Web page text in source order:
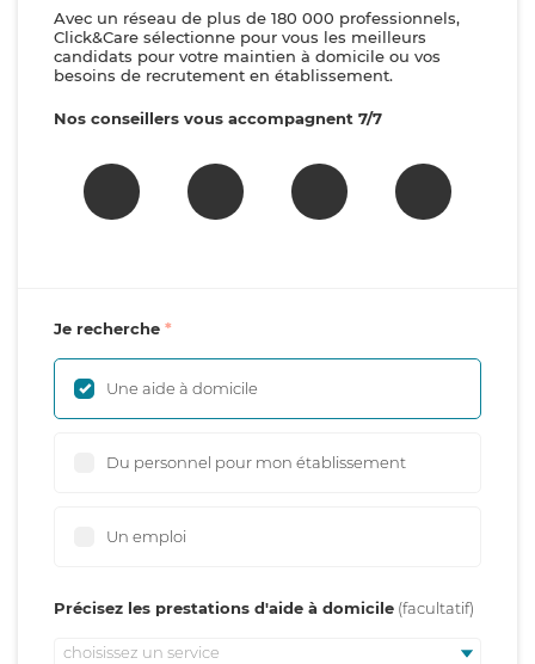
Avec un réseau de plus de 180 000 professionnels,
Click&Care sélectionne pour vous les meilleurs
candidats pour votre maintien à domicile ou vos
besoins de recrutement en établissement.
Nos conseillers vous accompagnent 7/7
Je recherche
Une aide à domicile
Du personnel pour mon établissement
Un emploi
Précisez les prestations d'aide à domicile
choisissez un service